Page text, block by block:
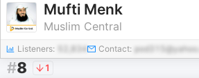
Mufti Menk
Muslim Central
Listeners: 52,834 Contact:
#8 1